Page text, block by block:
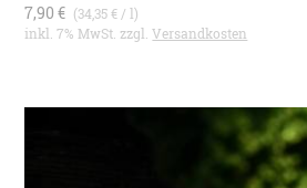
7,90 € (34,35 € / l)
inkl. 7% MwSt. zzgl.Versandkosten